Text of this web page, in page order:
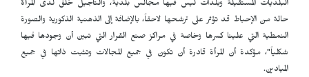
البلديات المستقيلة وبلدات ليس فيها مجالس بلدية، والتأجيل خلق لدى المرأة
حالة من الإحباط قد تؤثر على ترشحها لاحقاً، بالإضافة إلى الذهنية الذكورية والصورة
النمطية التي علينا كسرها وخاصة في مراكز صنع القرار التي تبين أن وجودها فيها
شكلياً"، مؤكدة أن المرأة قادرة أن تكون في جميع المجالات وتثبت ذاتها في جميع
الميادين.